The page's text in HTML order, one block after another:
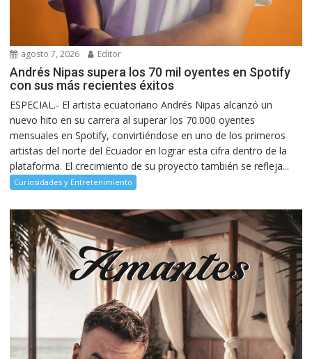
agosto 7, 2026 Editor
Andrés Nipas supera los 70 mil oyentes en Spotify
con sus más recientes éxitos
ESPECIAL.- El artista ecuatoriano Andrés Nipas alcanzó un
nuevo hito en su carrera al superar los 70.000 oyentes
mensuales en Spotify, convirtiéndose en uno de los primeros
artistas del norte del Ecuador en lograr esta cifra dentro de la
plataforma. El crecimiento de su proyecto también se refleja...
Curiosidades y Entretenimiento